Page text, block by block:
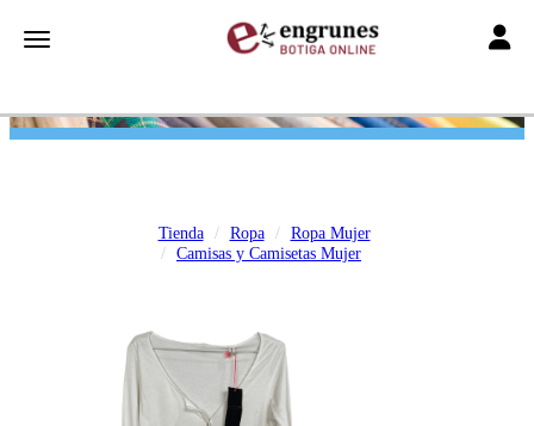
Toggle navigation
Tienda Ropa
Ropa Mujer
Camisas y Camisetas Mujer